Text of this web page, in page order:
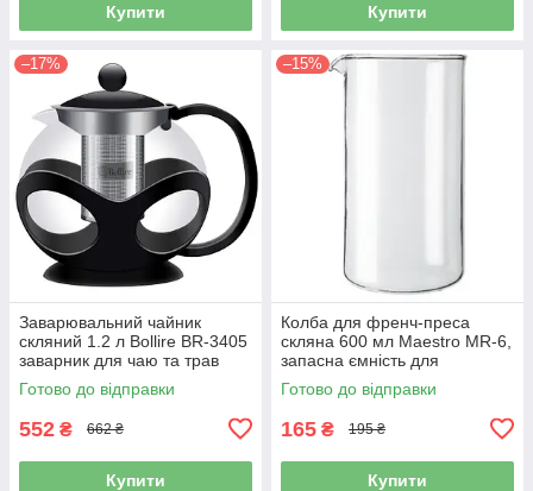
Купити Купити
–17%
Заварювальний чайник
скляний 1.2 л Bollire BR-3405
заварник для чаю та трав
Готово до відправки
552 ₴ 662 ₴
Купити
–15%
Колба для френч-преса
скляна 600 мл Maestro MR-6,
запасна ємність для
заварника
Готово до відправки
165 ₴ 195 ₴
Купити